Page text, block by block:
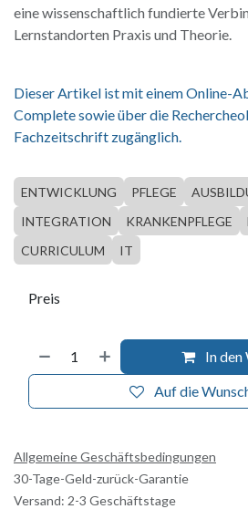
eine wissenschaftlich fundierte
Lernstandorten Praxis und Theorie.
Dieser Artikel ist mit einem Online-
Complete sowie über die
Fachzeitschrift zugänglich.
ENTWICKLUNG PFLEGE
INTEGRATION
KRANKENPFLEGE
CURRICULUM
IT
In
Auf die
Preis
Allgemeine Geschäftsbedingungen
30-Tage-Geld-zurück-Garantie
Versand: 2-3 Geschäftstage